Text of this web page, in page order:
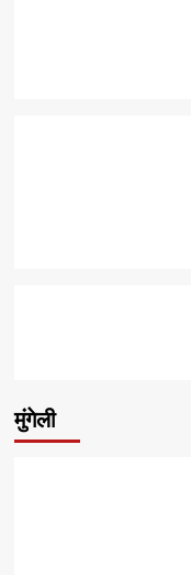
मुंगेली